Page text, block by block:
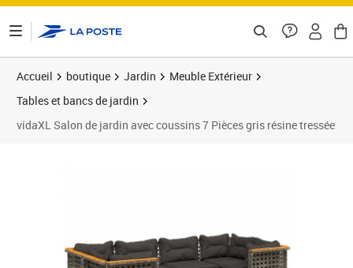
Accueil boutique Jardin
Meuble Extérieur
Tables et bancs de jardin
vidaXL Salon de jardin avec coussins 7 Pièces gris résine tressée